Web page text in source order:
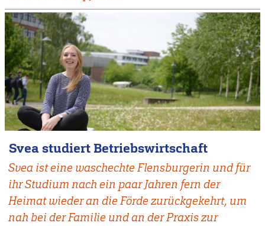
Svea studiert Betriebswirtschaft
Svea ist eine waschechte Flensburgerin und für
ihr Studium nach ein paar Jahren fern der
Heimat wieder an die Förde zurückgekehrt, um
nah bei der Familie und an der Praxis zur